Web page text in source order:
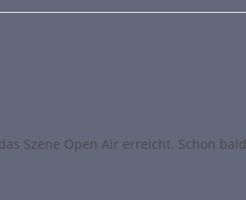
Szene Open Air erreicht. Schon bald